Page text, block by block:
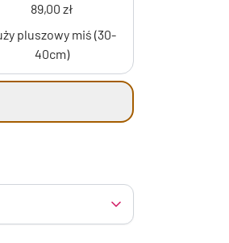
89,00 zł
pluszowy miś (30-
40cm)